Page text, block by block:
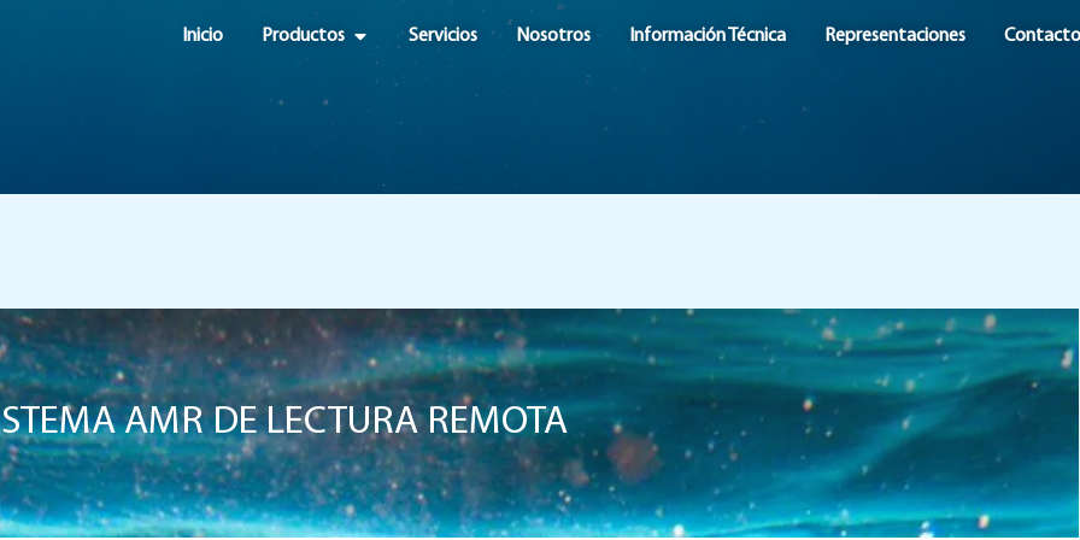
Inicio Productos OPEN PRODUCTOS
Servicios Nosotros Información Técnica Representaciones
AMR DE LECTURA REMOTA